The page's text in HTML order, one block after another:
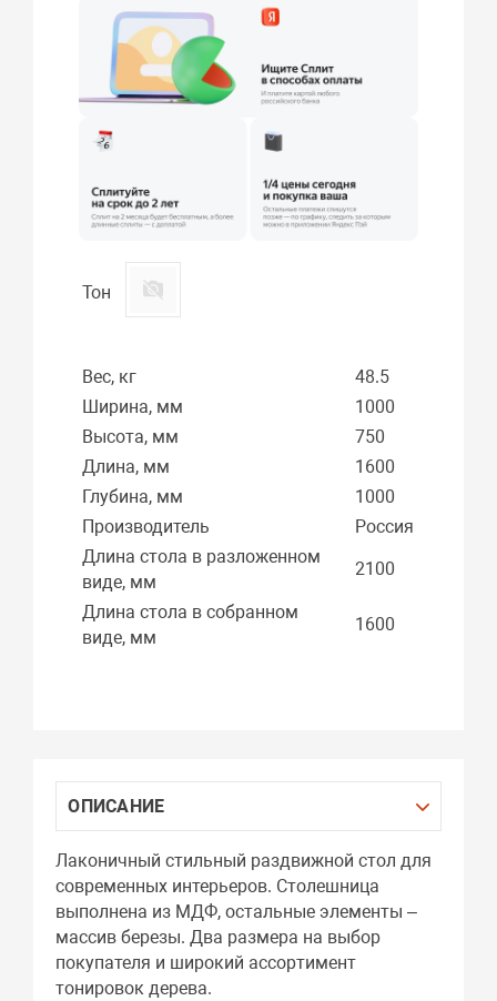
Тон
Вес, кг
48.5
Ширина, мм
1000
Высота, мм
750
Длина, мм
1600
Глубина, мм
1000
Производитель
Россия
Длина стола в разложенном
виде, мм
2100
Длина стола в собранном
виде, мм
1600
ОПИСАНИЕ
Лаконичный стильный раздвижной стол для
современных интерьеров. Столешница
выполнена из МДФ, остальные элементы –
массив березы. Два размера на выбор
покупателя и широкий ассортимент
тонировок дерева.